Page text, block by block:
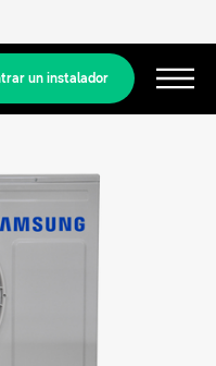
un instalador